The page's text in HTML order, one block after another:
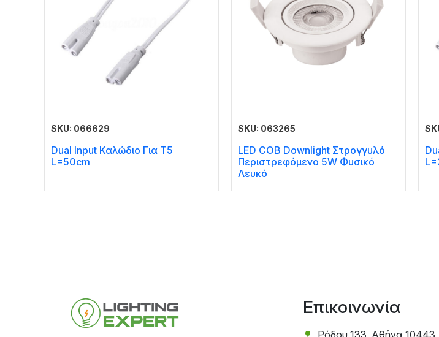
SKU: 066629
Dual Input Καλώδιο Για T5
L=50cm
SKU: 063265
LED COB Downlight Στρογγυλό
Περιστρεφόμενο 5W Φυσικό
Λευκό
Επικοινωνία